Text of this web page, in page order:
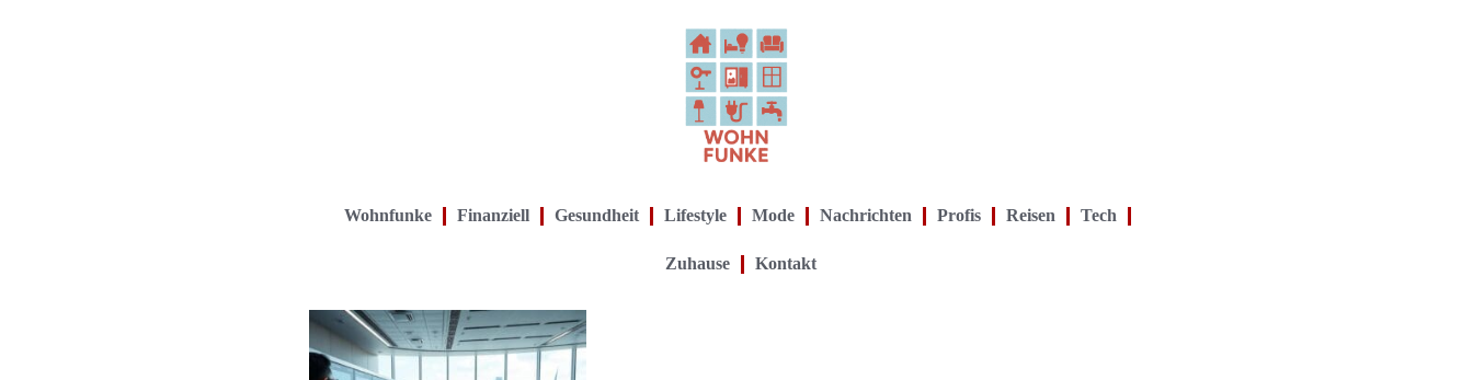
Wohnfunke Finanziell Gesundheit Lifestyle Mode Nachrichten Profis Reisen Tech
Zuhause Kontakt